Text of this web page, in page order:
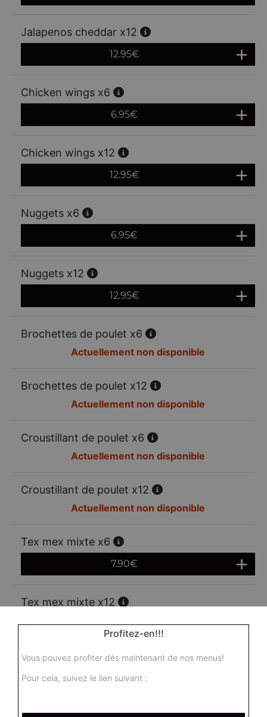
Jalapenos cheddar x12
12.95€
Chicken wings x6
6.95€
Chicken wings x12
12.95€
Nuggets x6
6.95€
Nuggets x12
12.95€
Brochettes de poulet x6
Actuellement non disponible
Brochettes de poulet x12
Actuellement non disponible
Croustillant de poulet x6
Actuellement non disponible
Croustillant de poulet x12
Actuellement non disponible
Tex mex mixte x6
7.90€
Tex mex mixte x12
13.00€
Mozzarella sticks x6
6.95 €
Profitez-en!!!
Vous pouvez profiter dès maintenant de nos menus!
Pour cela, suivez le lien suivant :